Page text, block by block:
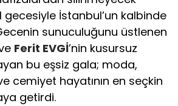
İstanbul’un kalbinde
sunuculuğunu üstlenen
Ferit EVGİ’nin kusursuz
bu eşsiz gala; moda,
cemiyet hayatının en seçkin
getirdi.